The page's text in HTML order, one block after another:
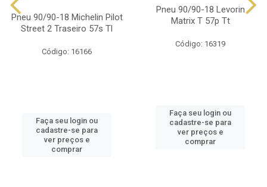
Pneu 90/90-18 Michelin Pilot
Street 2 Traseiro 57s Tl
Código: 16166
Faça seu login ou
cadastre-se para
ver preços e
comprar
Pneu 90/90-18 Levorin
Matrix T 57p Tt
Código: 16319
Faça seu login ou
cadastre-se para
ver preços e
comprar